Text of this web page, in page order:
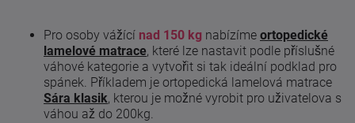
Pro osoby vážící nad 150 kg nabízíme ortopedické
lamelové matrace, které lze nastavit podle příslušné
váhové kategorie a vytvořit si tak ideální podklad pro
spánek. Příkladem je ortopedická lamelová matrace
Sára klasik, kterou je možné vyrobit pro uživatelova s
váhou až do 200kg.